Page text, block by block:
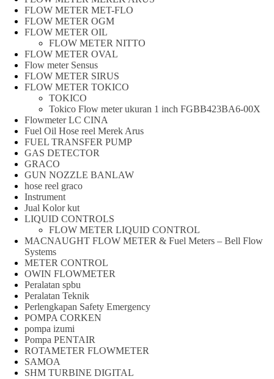
FLOW METER MET-FLO
FLOW METER OGM
FLOW METER OIL
FLOW METER NITTO
FLOW METER OVAL
Flow meter Sensus
FLOW METER SIRUS
FLOW METER TOKICO
TOKICO
Tokico Flow meter ukuran 1 inch FGBB423BA6-00X
Flowmeter LC CINA
Fuel Oil Hose reel Merek Arus
FUEL TRANSFER PUMP
GAS DETECTOR
GRACO
GUN NOZZLE BANLAW
hose reel graco
Instrument
Jual Kolor kut
LIQUID CONTROLS
FLOW METER LIQUID CONTROL
MACNAUGHT FLOW METER & Fuel Meters – Bell Flow
Systems
METER CONTROL
OWIN FLOWMETER
Peralatan spbu
Peralatan Teknik
Perlengkapan Safety Emergency
POMPA CORKEN
pompa izumi
Pompa PENTAIR
ROTAMETER FLOWMETER
SAMOA
SHM TURBINE DIGITAL